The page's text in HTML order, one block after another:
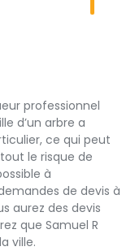
professionnel
d’un arbre a
ce qui peut
le risque de
à
de devis à
aurez des devis
que Samuel R
ville.